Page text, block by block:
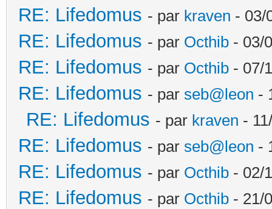
RE: Lifedomus - par kraven - 03/
RE: Lifedomus - par Octhib - 03/
RE: Lifedomus - par Octhib - 07/
RE: Lifedomus - par seb@leon -
RE: Lifedomus - par kraven -
RE: Lifedomus - par seb@leon -
RE: Lifedomus - par Octhib - 02/
RE: Lifedomus - par Octhib - 21/